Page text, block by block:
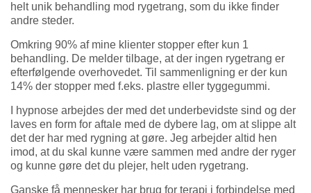
helt unik behandling mod rygetrang, som du ikke finder
andre steder.
Omkring 90% af mine klienter stopper efter kun 1
behandling. De melder tilbage, at der ingen rygetrang er
efterfølgende overhovedet. Til sammenligning er der kun
14% der stopper med f.eks. plastre eller tyggegummi.
I hypnose arbejdes der med det underbevidste sind og der
laves en form for aftale med de dybere lag, om at slippe alt
det der har med rygning at gøre. Jeg arbejder altid hen
imod, at du skal kunne være sammen med andre der ryger
og kunne gøre det du plejer, helt uden rygetrang.
Ganske få mennesker har brug for terapi i forbindelse med